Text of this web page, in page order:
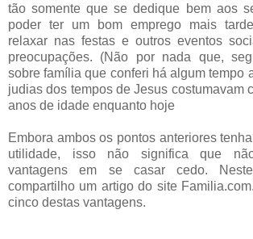
tão somente que se dedique bem aos
poder ter um bom emprego mais
relaxar nas festas e outros eventos
preocupações. (Não por nada que,
sobre família que conferi há algum tempo
judias dos tempos de Jesus costumavam
anos de idade enquanto hoje
Embora ambos os pontos anteriores
utilidade, isso não significa que
vantagens em se casar cedo.
compartilho um artigo do site
cinco destas vantagens.